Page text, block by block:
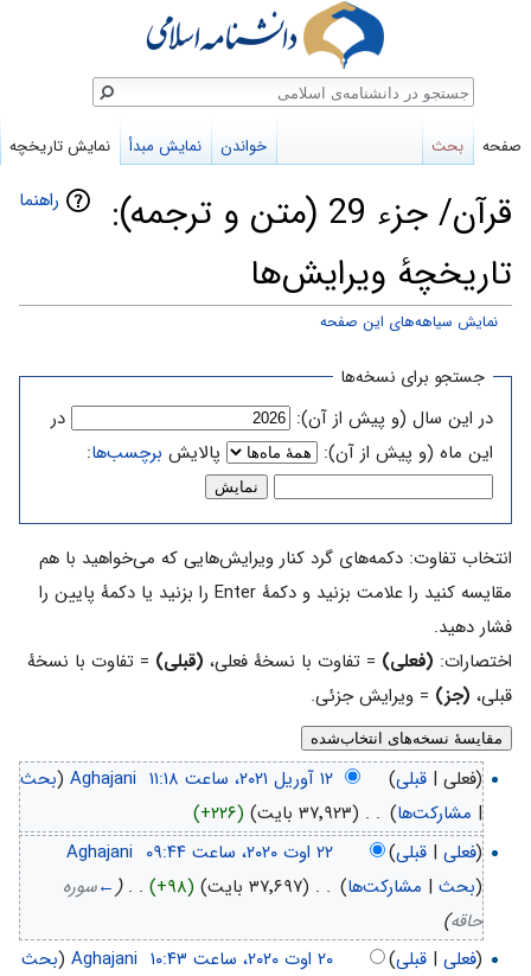
راهنما
قرآن/ جزء 29 (متن و ترجمه):
تاریخچهٔ ویرایش‌ها
نمایش سیاهه‌های این صفحه
ناوبری
جستجو
جستجو برای نسخه‌ها
در این سال (و پیش از آن):
در
این ماه (و پیش از آن):
پالایش برچسب‌ها:
انتخاب تفاوت: دکمه‌های گرد کنار ویرایش‌هایی که می‌خواهید با هم
مقایسه کنید را علامت بزنید و دکمهٔ Enter را بزنید یا دکمهٔ پایین را
فشار دهید.
اختصارات: (فعلی) = تفاوت با نسخهٔ فعلی، (قبلی) = تفاوت با نسخهٔ
قبلی، (جز) = ویرایش جزئی.
(فعلی | قبلی)
‏
Aghajani
(بحث
| مشارکت‌ها)
. . (۳۷٬۹۲۳ بایت)
(+۲۲۶)
(فعلی| قبلی)
Aghajani
(بحث| مشارکت‌ها)
. . (۳۷٬۶۹۷ بایت) (+۹۸)‏
. .
(
←سوره
حاقه)
(فعلی| قبلی)
‏
Aghajani
(بحث
صفحه بحث خواندن نمایش مبدأ نمایش تاریخچه
جستجو